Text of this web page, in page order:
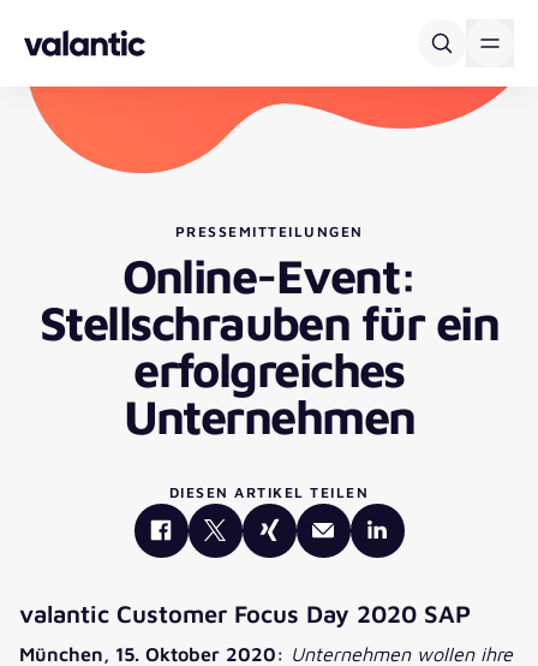
PRESSEMITTEILUNGEN
Online-Event:
Stellschrauben für ein
erfolgreiches
Unternehmen
DIESEN ARTIKEL TEILEN
valantic Customer Focus Day 2020 SAP
München, 15. Oktober 2020: Unternehmen wollen ihre